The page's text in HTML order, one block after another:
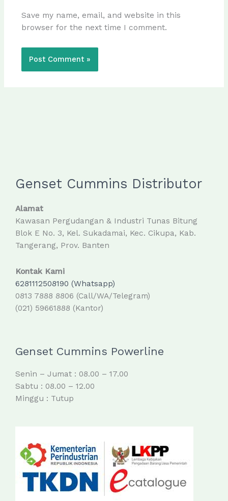
Save my name, email, and website in this
browser for the next time I comment.
Genset Cummins Distributor
Alamat
Kawasan Pergudangan & Industri Tunas Bitung
Blok E No. 3, Kel. Sukadamai, Kec. Cikupa, Kab.
Tangerang, Prov. Banten
Kontak Kami
6281112508190 (Whatsapp)
0813 7888 8806 (Call/WA/Telegram)
(021) 59661888 (Kantor)
Genset Cummins Powerline
Senin – Jumat : 08.00 – 17.00
Sabtu : 08.00 – 12.00
Minggu : Tutup